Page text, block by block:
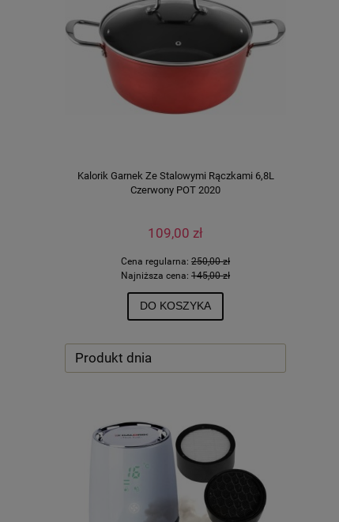
Kalorik Garnek Ze Stalowymi Rączkami 6,8L
Czerwony POT 2020
109,00 zł
Cena regularna: 250,00 zł
Najniższa cena: 145,00 zł
DO KOSZYKA
Produkt dnia